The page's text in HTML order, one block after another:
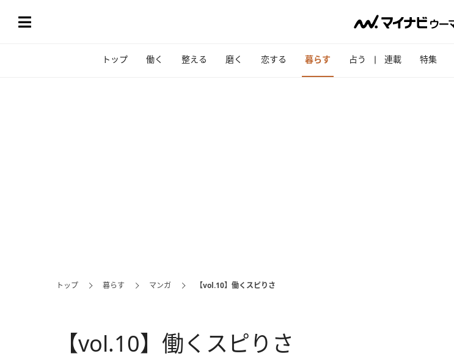
トップ 働く 整える 磨く 恋する 暮らす 占う 連載 特集
トップ 暮らす マンガ 【vol.10】働くスピりさ
【vol.10】働くスピりさ